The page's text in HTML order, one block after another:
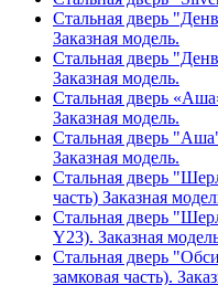
Стальная дверь
Заказная модель.
Стальная дверь
Заказная модель.
Стальная дверь
Заказная модель.
Стальная дверь
Заказная модель.
Стальная дверь
часть) Заказная
Стальная дверь
Y23). Заказная
Стальная дверь
замковая часть).